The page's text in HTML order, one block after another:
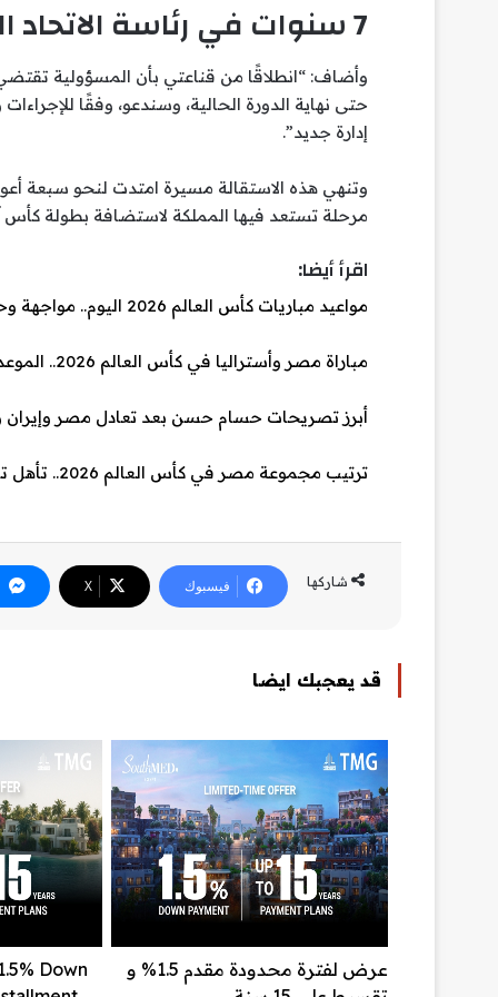
7 سنوات في رئاسة الاتحاد السعودي
وأضاف: “انطلاقًا من قناعتي بأن المسؤولية
حتى نهاية الدورة الحالية، وسندعو، وفقًا
إدارة جديد”.
وتنهي هذه الاستقالة مسيرة امتدت لنحو سبعة
مرحلة تستعد فيها المملكة لاستضافة بطولة كأس
اقرأ أيضا:
مواعيد مباريات كأس العالم 2026 اليوم.. مواجهة وحيدة في افتتاح دور الـ32
مباراة مصر وأستراليا في كأس العالم 2026.. الموعد والقنوات وتفاصيل دور الـ32
أبرز تصريحات حسام حسن بعد تعادل مصر وإيران وتأهل
ترتيب مجموعة مصر في كأس العالم 2026.. تأهل تاريخي لـ«الفراعنة» إلى دور الـ32
شاركها فيسبوك ‫X
قد يعجبك ايضا
عرض لفترة محدودة مقدم 1.5% و
Down